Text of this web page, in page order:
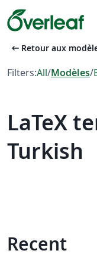
arrow_left_alt Retour aux
Filters:All/Modèles/
LaTeX
Turkish
Recent